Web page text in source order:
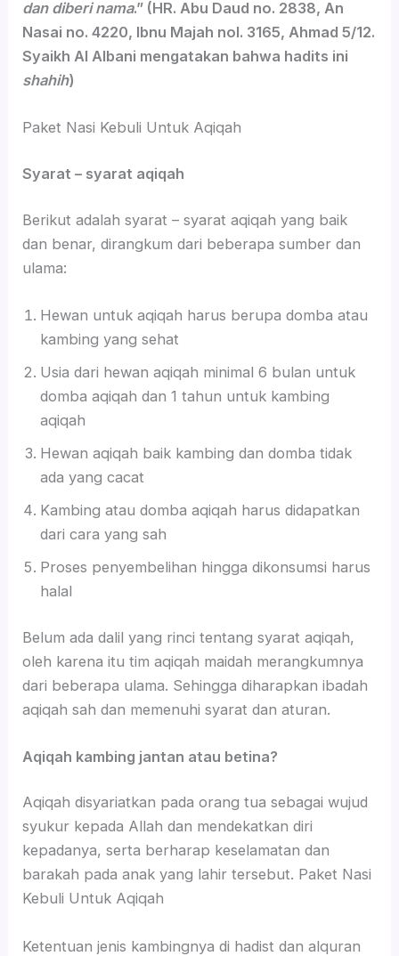
dan diberi nama.” (HR. Abu Daud no. 2838, An
Nasai no. 4220, Ibnu Majah nol. 3165, Ahmad 5/12.
Syaikh Al Albani mengatakan bahwa hadits ini
shahih)
Paket Nasi Kebuli Untuk Aqiqah
Syarat – syarat aqiqah
Berikut adalah syarat – syarat aqiqah yang baik
dan benar, dirangkum dari beberapa sumber dan
ulama:
Hewan untuk aqiqah harus berupa domba atau
kambing yang sehat
Usia dari hewan aqiqah minimal 6 bulan untuk
domba aqiqah dan 1 tahun untuk kambing
aqiqah
Hewan aqiqah baik kambing dan domba tidak
ada yang cacat
Kambing atau domba aqiqah harus didapatkan
dari cara yang sah
Proses penyembelihan hingga dikonsumsi harus
halal
Belum ada dalil yang rinci tentang syarat aqiqah,
oleh karena itu tim aqiqah maidah merangkumnya
dari beberapa ulama. Sehingga diharapkan ibadah
aqiqah sah dan memenuhi syarat dan aturan.
Aqiqah kambing jantan atau betina?
Aqiqah disyariatkan pada orang tua sebagai wujud
syukur kepada Allah dan mendekatkan diri
kepadanya, serta berharap keselamatan dan
barakah pada anak yang lahir tersebut. Paket Nasi
Kebuli Untuk Aqiqah
Ketentuan jenis kambingnya di hadist dan alquran